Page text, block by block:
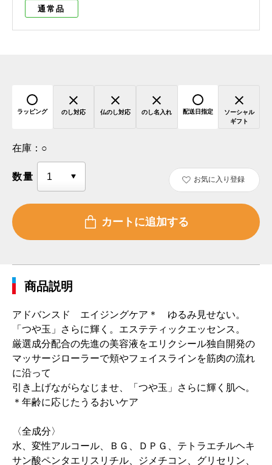
通常品
ラッピング のし対応 仏のし対応 のし名入れ 配送日指定
ソーシャル
ギフト
在庫： ○
数量 お気に入り登録
商品説明
アドバンスド エイジングケア＊ ゆるみ見せない。
「つや玉」さらに輝く。エステティックエッセンス。
厳選成分配合の先進の美容液をエリクシール独自開発の
マッサージローラーで頬やフェイスラインを筋肉の流れ
に沿って
引き上げながらなじませ、「つや玉」さらに輝く肌へ。
＊年齢に応じたうるおいケア
〈全成分〉
水、変性アルコール、ＢＧ、ＤＰＧ、テトラエチルヘキ
サン酸ペンタエリスリチル、ジメチコン、グリセリン、